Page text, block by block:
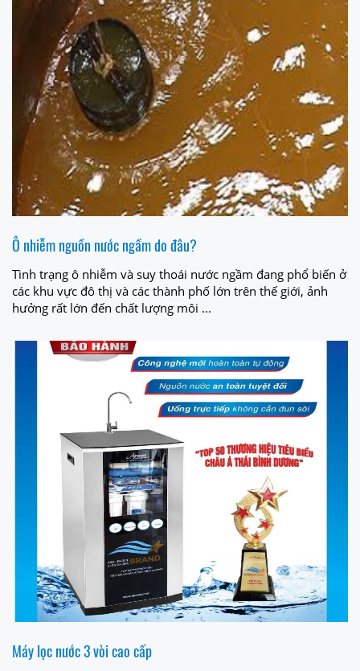
Ô nhiễm nguồn nước ngầm do đâu?
Tình trạng ô nhiễm và suy thoái nước ngầm đang phổ biến ở
các khu vực đô thị và các thành phố lớn trên thế giới, ảnh
hưởng rất lớn đến chất lượng môi ...
Máy lọc nước 3 vòi cao cấp